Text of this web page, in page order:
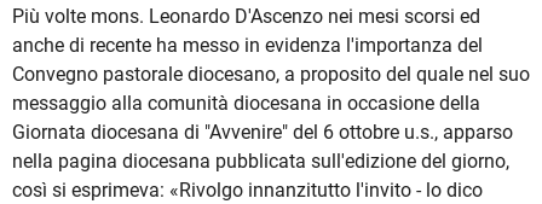
Più volte mons. Leonardo D'Ascenzo nei mesi scorsi ed
anche di recente ha messo in evidenza l'importanza del
Convegno pastorale diocesano, a proposito del quale nel suo
messaggio alla comunità diocesana in occasione della
Giornata diocesana di "Avvenire" del 6 ottobre u.s., apparso
nella pagina diocesana pubblicata sull'edizione del giorno,
così si esprimeva: «Rivolgo innanzitutto l'invito - lo dico